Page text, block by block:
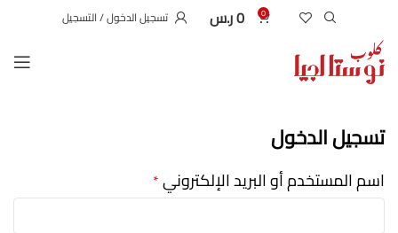
0
0ر.س تسجيل الدخول / التسجيل
تسجيل الدخول
اسم المستخدم أو البريد الإلكتروني*